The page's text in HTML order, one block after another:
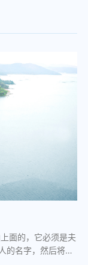
面的，它必须是夫
的名字，然后将钥